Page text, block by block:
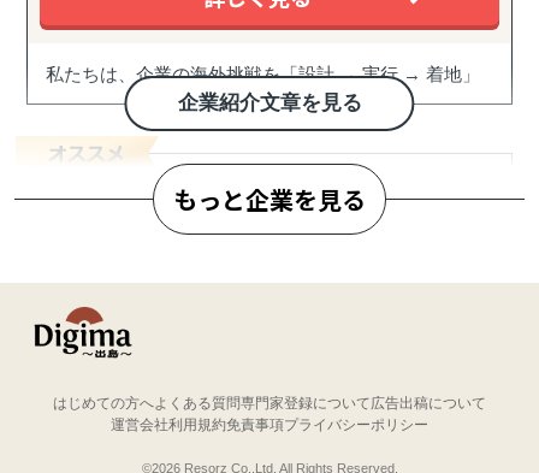
企業紹介文章を見る
私たちは、企業の海外挑戦を「設計 → 実行 → 着地」
まで一気通貫で伴走支援します。
『どの国が最適か？』を見極めるゼロ→イチの意思決
進出後に必ず直面する現地でのマーケティング課題ま
で主要各国に常駐するメンバーが、現地起点で一貫し
これまでの支援歴は20年以上、実績は1,500社を超えま
した。
※支援主要各国の現地スタッフ300人以上配置。進出後
も継続して支援できる体制を構築しています。
世界と日本をつなぐかけはし「沖縄」から海外展
開を支援しています
ご利用企業からの評価
※ご利用企業から集めた評価をもとに作成
もっと企業を見る
はじめての方へよくある質問専門家登録について広告出稿について
運営会社利用規約免責事項プライバシーポリシー
©2026 Resorz Co.,Ltd. All Rights Reserved.